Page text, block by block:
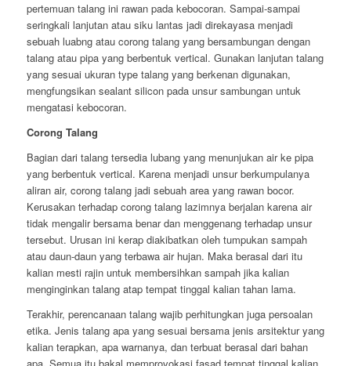
pertemuan talang ini rawan pada kebocoran. Sampai-sampai
seringkali lanjutan atau siku lantas jadi direkayasa menjadi
sebuah luabng atau corong talang yang bersambungan dengan
talang atau pipa yang berbentuk vertical. Gunakan lanjutan talang
yang sesuai ukuran type talang yang berkenan digunakan,
mengfungsikan sealant silicon pada unsur sambungan untuk
mengatasi kebocoran.
Corong Talang
Bagian dari talang tersedia lubang yang menunjukan air ke pipa
yang berbentuk vertical. Karena menjadi unsur berkumpulanya
aliran air, corong talang jadi sebuah area yang rawan bocor.
Kerusakan terhadap corong talang lazimnya berjalan karena air
tidak mengalir bersama benar dan menggenang terhadap unsur
tersebut. Urusan ini kerap diakibatkan oleh tumpukan sampah
atau daun-daun yang terbawa air hujan. Maka berasal dari itu
kalian mesti rajin untuk membersihkan sampah jika kalian
menginginkan talang atap tempat tinggal kalian tahan lama.
Terakhir, perencanaan talang wajib perhitungkan juga persoalan
etika. Jenis talang apa yang sesuai bersama jenis arsitektur yang
kalian terapkan, apa warnanya, dan terbuat berasal dari bahan